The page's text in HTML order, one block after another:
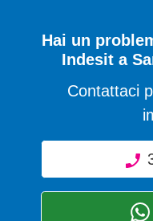
Hai un
Indesit a
Contattaci